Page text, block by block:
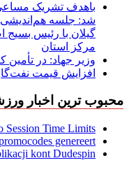
باهدف تشریک
شد: جلسه هم‌اندیشی
گیلان با رئیس
مركز استان
وزیر جهاد: در تأمین
افزایش قیمت
محبوب ترین اخبار
Session Time Limits
genereert
kont Dudespin